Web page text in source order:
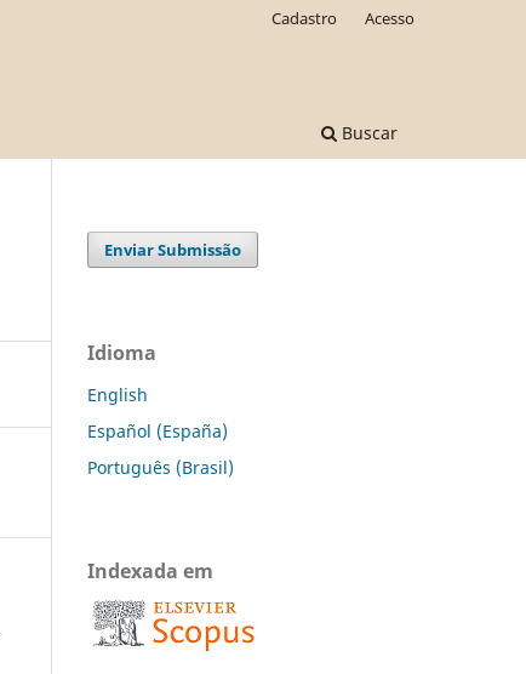
Buscar
Cadastro Acesso
Enviar Submissão
Idioma
English
Español (España)
Português (Brasil)
Indexada em